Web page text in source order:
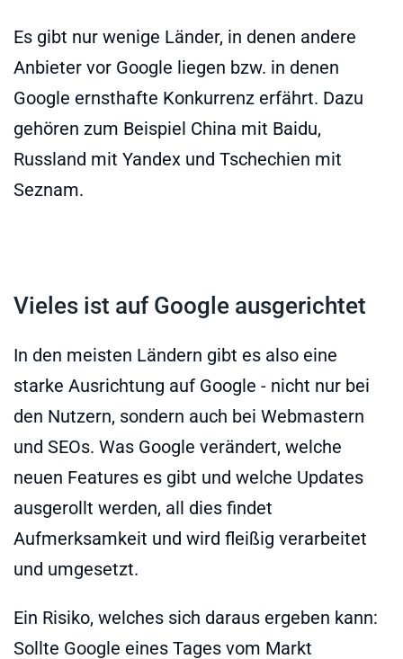
Es gibt nur wenige Länder, in denen andere
Anbieter vor Google liegen bzw. in denen
Google ernsthafte Konkurrenz erfährt. Dazu
gehören zum Beispiel China mit Baidu,
Russland mit Yandex und Tschechien mit
Seznam.
Vieles ist auf Google ausgerichtet
In den meisten Ländern gibt es also eine
starke Ausrichtung auf Google - nicht nur bei
den Nutzern, sondern auch bei Webmastern
und SEOs. Was Google verändert, welche
neuen Features es gibt und welche Updates
ausgerollt werden, all dies findet
Aufmerksamkeit und wird fleißig verarbeitet
und umgesetzt.
Ein Risiko, welches sich daraus ergeben kann:
Sollte Google eines Tages vom Markt